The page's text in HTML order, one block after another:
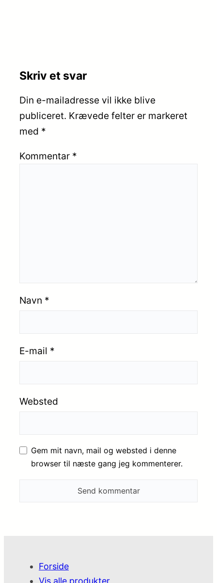
Skriv et svar
Din e-mailadresse vil ikke blive
publiceret. Krævede felter er markeret
med *
Kommentar *
Navn *
E-mail *
Websted
Gem mit navn, mail og websted i denne
browser til næste gang jeg kommenterer.
Forside